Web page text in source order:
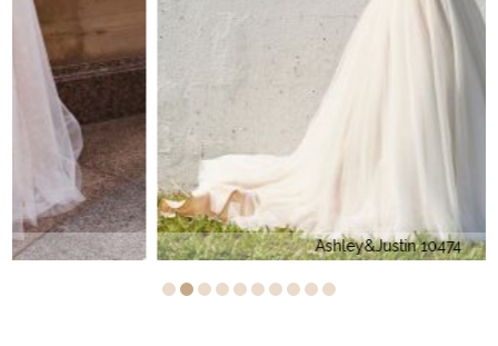
Ashley&Justin 10474